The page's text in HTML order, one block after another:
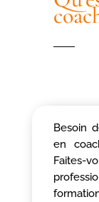
Besoin
en